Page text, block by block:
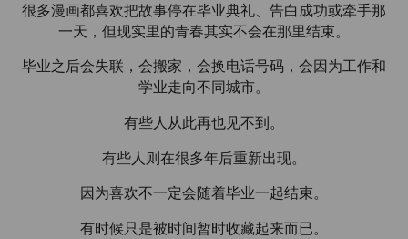
很多漫画都喜欢把故事停在毕业典礼、告白成功或牵手那
一天，但现实里的青春其实不会在那里结束。
毕业之后会失联，会搬家，会换电话号码，会因为工作和
学业走向不同城市。
有些人从此再也见不到。
有些人则在很多年后重新出现。
因为喜欢不一定会随着毕业一起结束。
有时候只是被时间暂时收藏起来而已。